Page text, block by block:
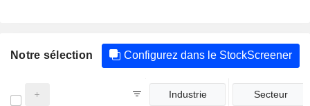
Notre sélection Configurez dans le StockScreener
Industrie Secteur